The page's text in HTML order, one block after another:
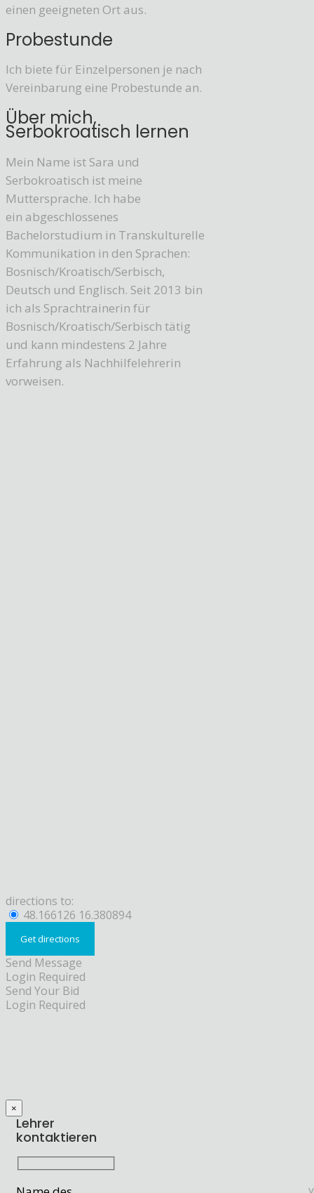
einen geeigneten Ort aus.
Probestunde
Ich biete für Einzelpersonen je nach
Vereinbarung eine Probestunde an.
Über mich,
Serbokroatisch lernen
Mein Name ist Sara und
Serbokroatisch ist meine
Muttersprache. Ich habe
ein abgeschlossenes
Bachelorstudium in Transkulturelle
Kommunikation in den Sprachen:
Bosnisch/Kroatisch/Serbisch,
Deutsch und Englisch. Seit 2013 bin
ich als Sprachtrainerin für
Bosnisch/Kroatisch/Serbisch tätig
und kann mindestens 2 Jahre
Erfahrung als Nachhilfelehrerin
vorweisen.
directions to:
48.166126 16.380894
Send Message
Login Required
Send Your Bid
Login Required
×
Lehrer
kontaktieren